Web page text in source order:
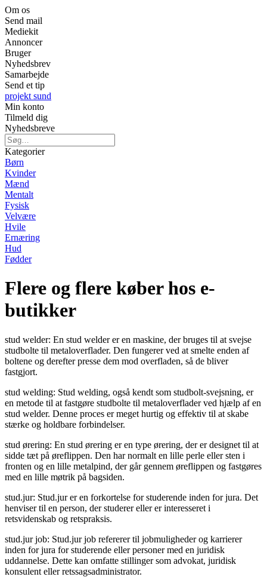
Om os
Send mail
Mediekit
Annoncer
Bruger
Nyhedsbrev
Samarbejde
Send et tip
projekt sund
Min konto
Tilmeld dig
Nyhedsbreve
Kategorier
Børn
Kvinder
Mænd
Mentalt
Fysisk
Velvære
Hvile
Ernæring
Hud
Fødder
Flere og flere køber hos e-
butikker
stud welder: En stud welder er en maskine, der bruges til at svejse
studbolte til metaloverflader. Den fungerer ved at smelte enden af
boltene og derefter presse dem mod overfladen, så de bliver
fastgjort.
stud welding: Stud welding, også kendt som studbolt-svejsning, er
en metode til at fastgøre studbolte til metaloverflader ved hjælp af en
stud welder. Denne proces er meget hurtig og effektiv til at skabe
stærke og holdbare forbindelser.
stud ørering: En stud ørering er en type ørering, der er designet til at
sidde tæt på øreflippen. Den har normalt en lille perle eller sten i
fronten og en lille metalpind, der går gennem øreflippen og fastgøres
med en lille møtrik på bagsiden.
stud.jur: Stud.jur er en forkortelse for studerende inden for jura. Det
henviser til en person, der studerer eller er interesseret i
retsvidenskab og retspraksis.
stud.jur job: Stud.jur job refererer til jobmuligheder og karrierer
inden for jura for studerende eller personer med en juridisk
uddannelse. Dette kan omfatte stillinger som advokat, juridisk
konsulent eller retssagsadministrator.